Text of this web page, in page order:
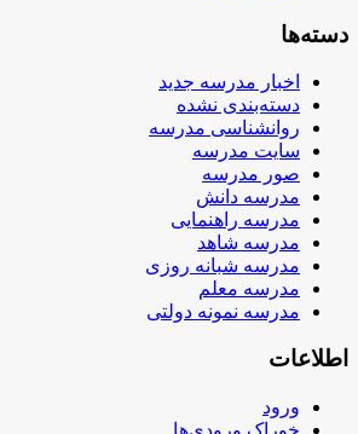
دسته‌ها
اخبار مدرسه جدید
دسته‌بندی نشده
روانشناسی مدرسه
سایت مدرسه
صور مدرسه
مدرسه دانش
مدرسه راهنمایی
مدرسه شاهد
مدرسه شبانه روزی
مدرسه معلم
مدرسه نمونه دولتی
اطلاعات
ورود
خوراک ورودی‌ها